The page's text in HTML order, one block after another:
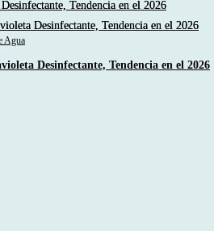
Agua
Desinfectante, Tendencia en el 2026